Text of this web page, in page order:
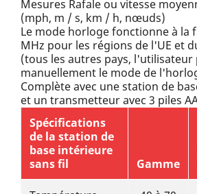
Mesures Rafale ou vitesse
(mph, m / s, km / h, nœuds)
Le mode horloge fonctionne à la
MHz pour les régions de l'UE et
(tous les autres pays,
manuellement le mode de
Complète avec une station de
et un transmetteur avec 3 piles
Spécifications
de la station de
base intérieure
sans fil
Gamme